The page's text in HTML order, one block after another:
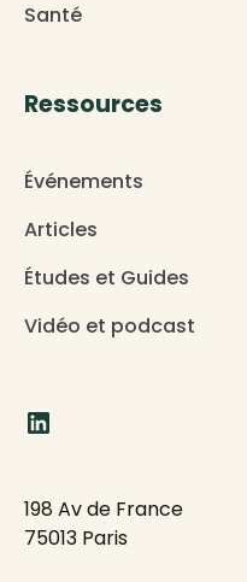
Santé
Ressources
Événements
Articles
Études et Guides
Vidéo et podcast
198 Av de France
75013 Paris